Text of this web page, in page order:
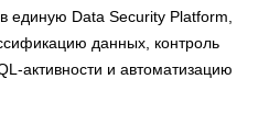
единую Data Security Platform,
данных, контроль
активности и автоматизацию